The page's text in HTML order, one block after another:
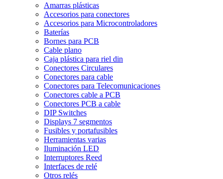
Amarras plásticas
Accesorios para conectores
Accesorios para Microcontroladores
Baterías
Bornes para PCB
Cable plano
Caja plástica para riel din
Conectores Circulares
Conectores para cable
Conectores para Telecomunicaciones
Conectores cable a PCB
Conectores PCB a cable
DIP Switches
Displays 7 segmentos
Fusibles y portafusibles
Herramientas varias
Iluminación LED
Interruptores Reed
Interfaces de relé
Otros relés